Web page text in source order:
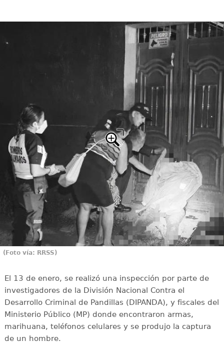
(Foto vía: RRSS)
El 13 de enero, se realizó una inspección por parte de
investigadores de la División Nacional Contra el
Desarrollo Criminal de Pandillas (DIPANDA), y fiscales del
Ministerio Público (MP) donde encontraron armas,
marihuana, teléfonos celulares y se produjo la captura
de un hombre.